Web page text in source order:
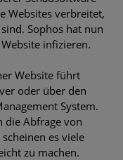
Deutsche
Cyberangriffe lässt
warnen
Was hilft gegen
Websites verbreitet,
Sophos hat nun
infizieren.
Website führt
oder über den
System.
die Abfrage von
es viele
zu machen.